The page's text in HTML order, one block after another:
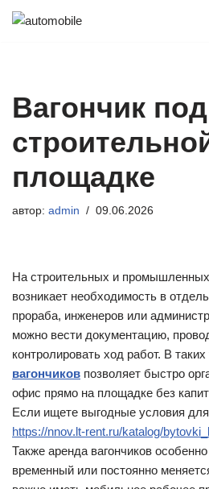
Вагончик
площадке
автор: admin 09.06.2026
На строительных и
возникает необходимость в
прораба, инженеров или
можно вести документацию,
контролировать ход работ. В
вагончиков позволяет быстро
офис прямо на площадке без
Если ищете выгодные условия
https://nnov.lt-rent.ru/katalog/
Также аренда вагончиков
временный или постоянно